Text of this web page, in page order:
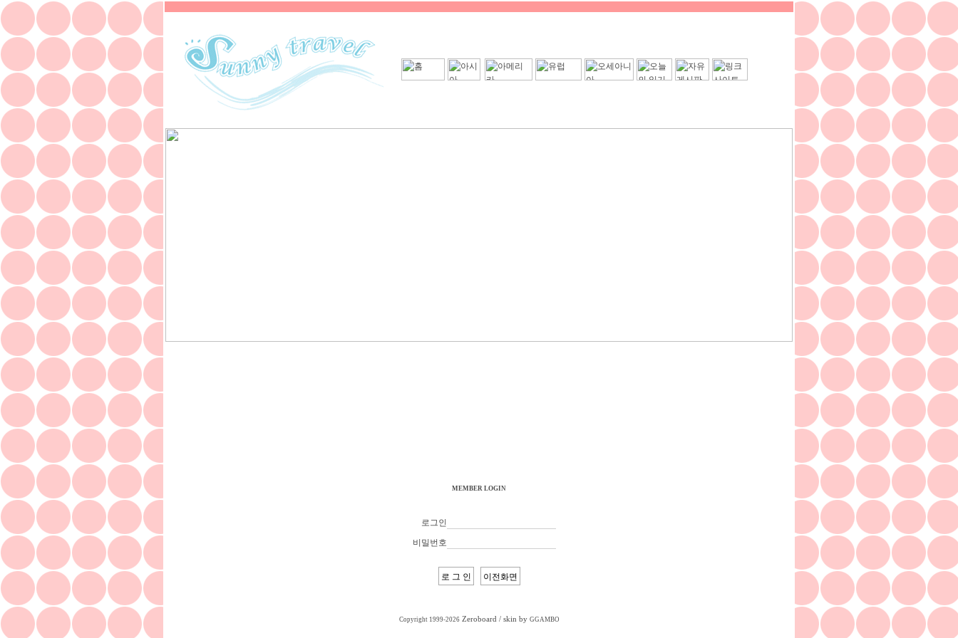
MEMBER LOGIN
로그인
비밀번호
Copyright 1999-2026 Zeroboard / skin by GGAMBO